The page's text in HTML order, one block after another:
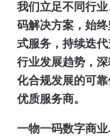
我们立足不同行
码解决方案，始
式服务，持续迭
行业发展趋势，
化合规发展的可
优质服务商。
一物一码数字商